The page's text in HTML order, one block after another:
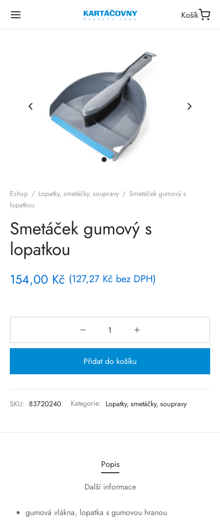
Košík
Eshop / Lopatky, smetáčky, soupravy / Smetáček gumový s
lopatkou
Smetáček gumový s
lopatkou
154,00 Kč (127,27 Kč bez DPH)
Přidat do košíku
SKU: 83720240 Kategorie: Lopatky, smetáčky, soupravy
Popis
Další informace
gumová vlákna, lopatka s gumovou hranou